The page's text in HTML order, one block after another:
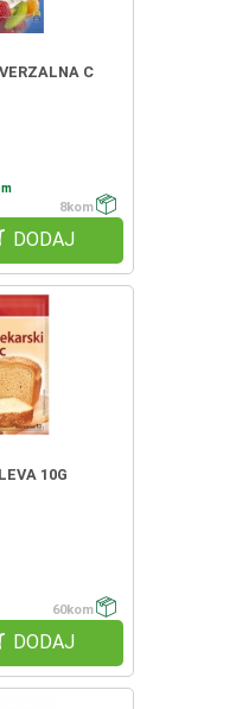
C
8kom
DODAJ
10G
60kom
DODAJ